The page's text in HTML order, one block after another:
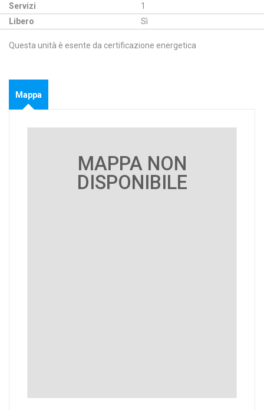
Servizi
1
Libero
Sì
Questa unità è esente da certificazione energetica
Mappa
MAPPA NON
DISPONIBILE